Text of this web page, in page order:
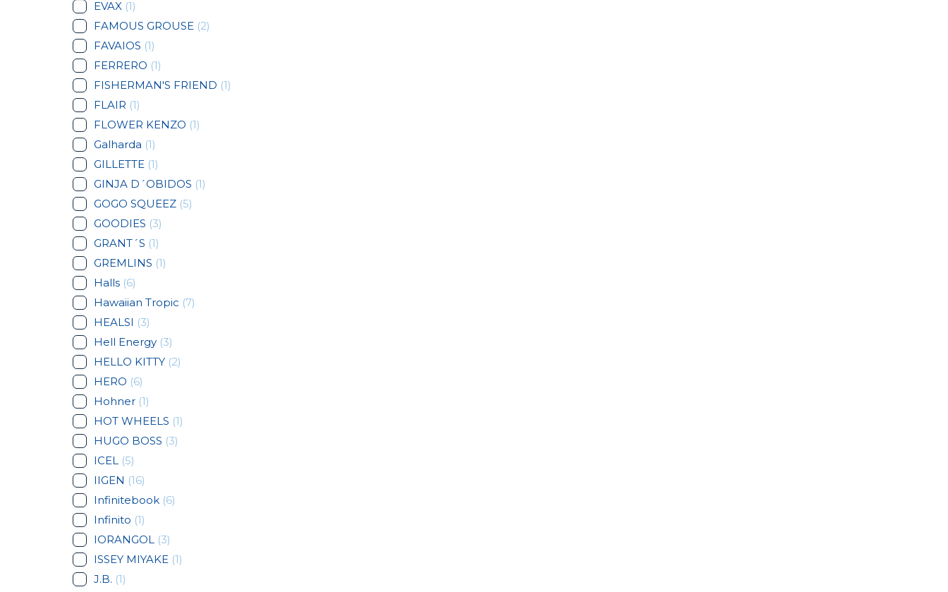
EVAX (1)
FAMOUS GROUSE (2)
FAVAIOS (1)
FERRERO (1)
FISHERMAN'S FRIEND (1)
FLAIR (1)
FLOWER KENZO (1)
Galharda (1)
GILLETTE (1)
GINJA D´OBIDOS (1)
GOGO SQUEEZ (5)
GOODIES (3)
GRANT´S (1)
GREMLINS (1)
Halls (6)
Hawaiian Tropic (7)
HEALSI (3)
Hell Energy (3)
HELLO KITTY (2)
HERO (6)
Hohner (1)
HOT WHEELS (1)
HUGO BOSS (3)
ICEL (5)
IIGEN (16)
Infinitebook (6)
Infinito (1)
IORANGOL (3)
ISSEY MIYAKE (1)
J.B. (1)